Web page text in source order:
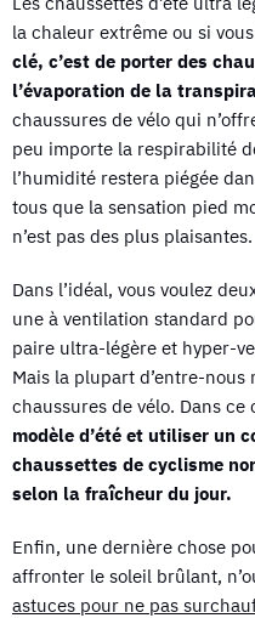
la chaleur extrême ou si
clé, c’est de porter des
l’évaporation de la
chaussures de vélo qui
peu importe la respirabilité
l’humidité restera piégée
tous que la sensation pied
n’est pas des plus plaisantes.
Dans l’idéal, vous voulez
une à ventilation standard
paire ultra-légère et hyper-
Mais la plupart d’entre-nous
chaussures de vélo. Dans ce
modèle d’été et utiliser un
chaussettes de cyclisme
selon la fraîcheur du jour.
Enfin, une dernière chose
affronter le soleil brûlant,
astuces pour ne pas